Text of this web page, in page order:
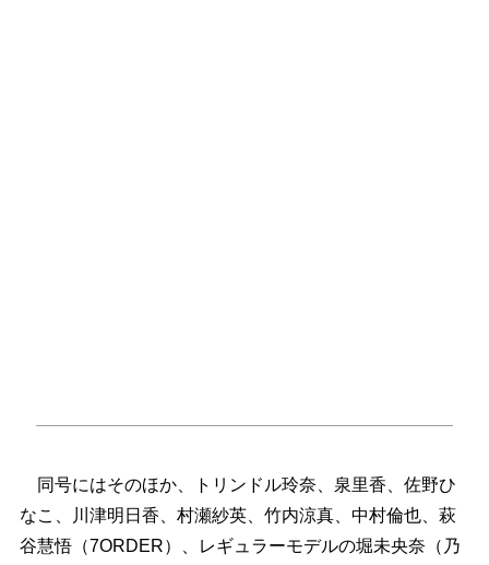
同号にはそのほか、トリンドル玲奈、泉里香、佐野ひ
なこ、川津明日香、村瀬紗英、竹内涼真、中村倫也、萩
谷慧悟（7ORDER）、レギュラーモデルの堀未央奈（乃